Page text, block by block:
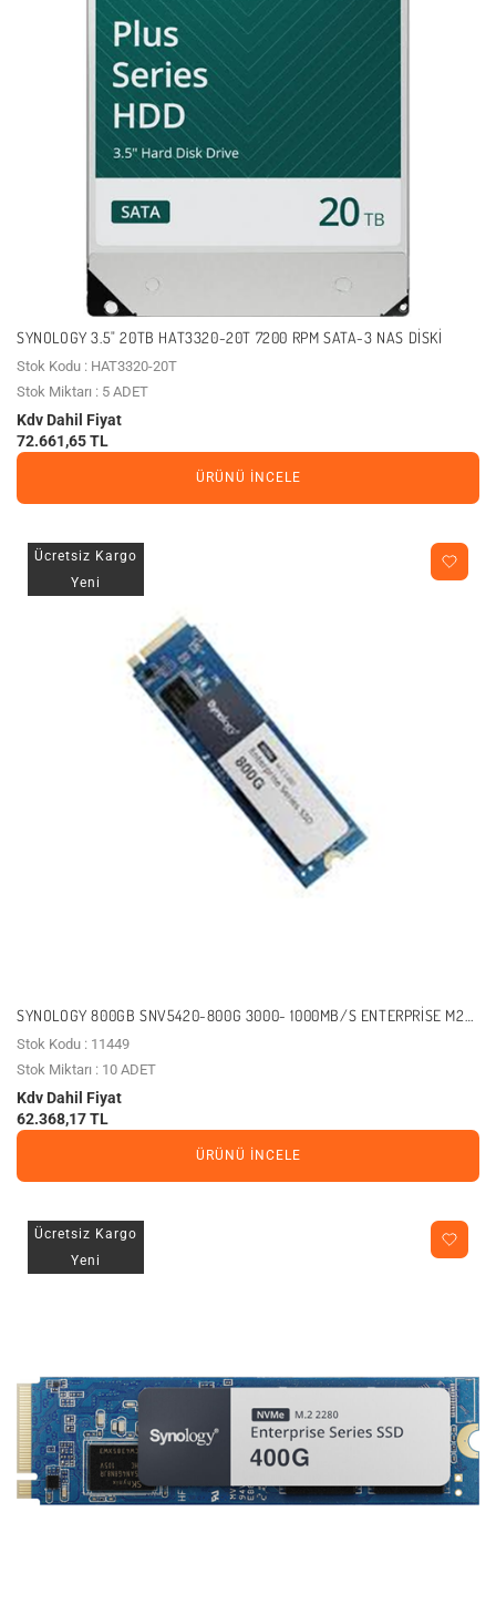
SYNOLOGY 3.5" 20TB HAT3320-20T 7200 RPM SATA-3 NAS DISKI
Stok Kodu : HAT3320-20T
Stok Miktarı : 5 ADET
Kdv Dahil Fiyat
72.661,65 TL
ÜRÜNÜ İNCELE
Ücretsiz Kargo
Yeni
SYNOLOGY 800GB SNV5420-800G 3000- 1000MB/S ENTERPRISE M2
NVME GEN3 NAS DISK
Stok Kodu : 11449
Stok Miktarı : 10 ADET
Kdv Dahil Fiyat
62.368,17 TL
ÜRÜNÜ İNCELE
Ücretsiz Kargo
Yeni